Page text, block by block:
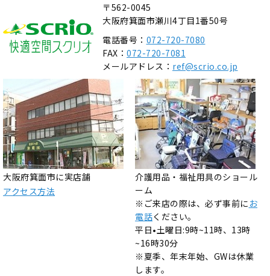
〒562-0045
大阪府箕面市瀬川4丁目1番50号
電話番号： 072-720-7080
FAX： 072-720-7081
メールアドレス： ref@scrio.co.jp
大阪府箕面市に実店舗
アクセス方法
介護用品・福祉用具のショール
ーム
※ご来店の際は、必ず事前に お
電話ください。
平日•土曜日:9時~11時、13時
~16時30分
※夏季、年末年始、GWは休業
します。